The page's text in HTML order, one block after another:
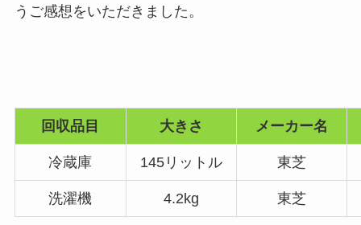
うご感想をいただきました。
回収品目 大きさ メーカー名
冷蔵庫 145リットル 東芝
洗濯機 4.2kg 東芝